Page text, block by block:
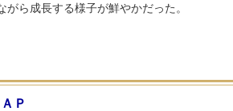
ら成長する様子が鮮やかだった。
Ｐ